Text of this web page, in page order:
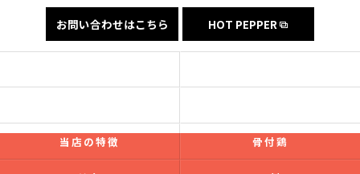
お問い合わせはこちら HOT PEPPER
当店の特徴 骨付鶏